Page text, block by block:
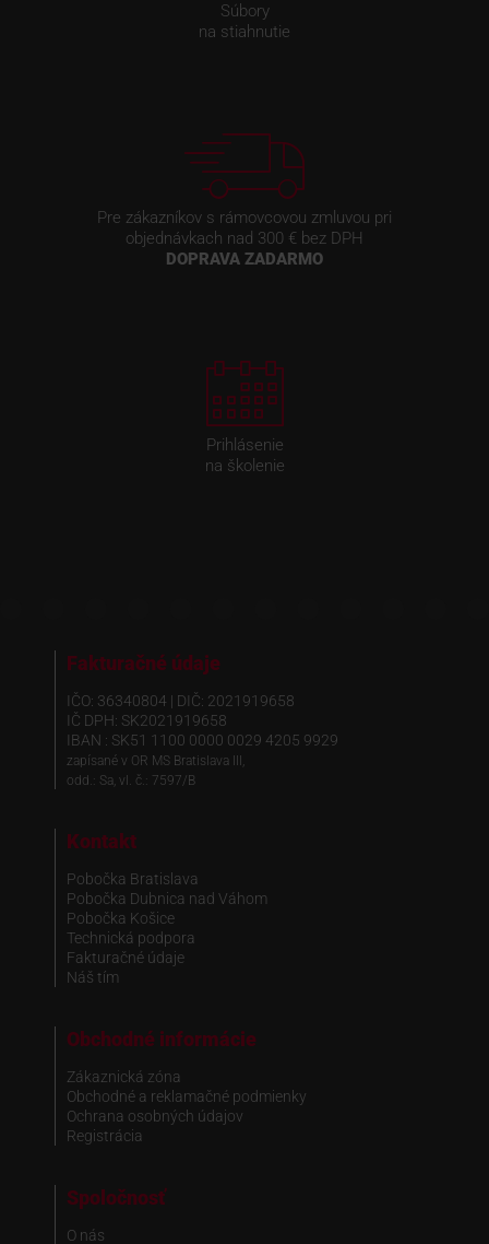
Súbory
na stiahnutie
Pre zákazníkov s rámovcovou zmluvou pri
objednávkach nad 300 € bez DPH
DOPRAVA ZADARMO
Prihlásenie
na školenie
Fakturačné údaje
IČO: 36340804 | DIČ: 2021919658
IČ DPH: SK2021919658
IBAN : SK51 1100 0000 0029 4205 9929
zapísané v OR MS Bratislava III,
odd.: Sa, vl. č.: 7597/B
Kontakt
Pobočka Bratislava
Pobočka Dubnica nad Váhom
Pobočka Košice
Technická podpora
Fakturačné údaje
Náš tím
Obchodné informácie
Zákaznická zóna
Obchodné a reklamačné podmienky
Ochrana osobných údajov
Registrácia
Spoločnosť
O nás